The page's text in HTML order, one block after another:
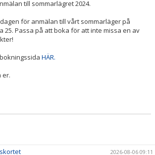
till sommarlägret 2024.
för anmälan till vårt sommarläger på
25. Passa på att boka för att inte missa en av
HÄR.
er.
2026-08-06 09:11